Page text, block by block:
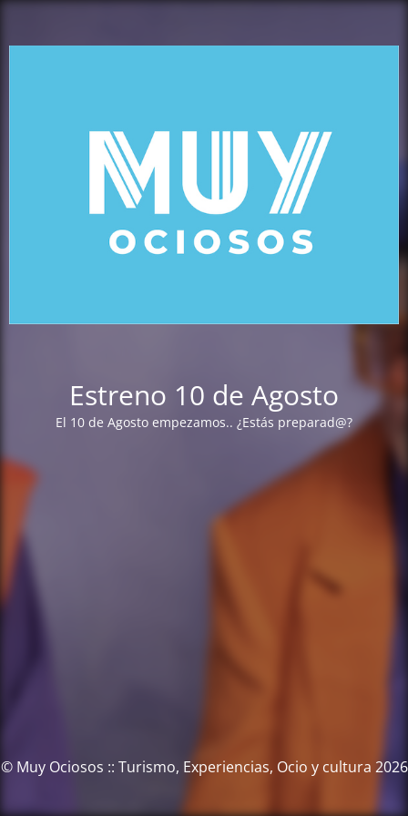
Estreno 10 de Agosto
El 10 de Agosto empezamos.. ¿Estás preparad@?
© Muy Ociosos :: Turismo, Experiencias, Ocio y cultura 2026